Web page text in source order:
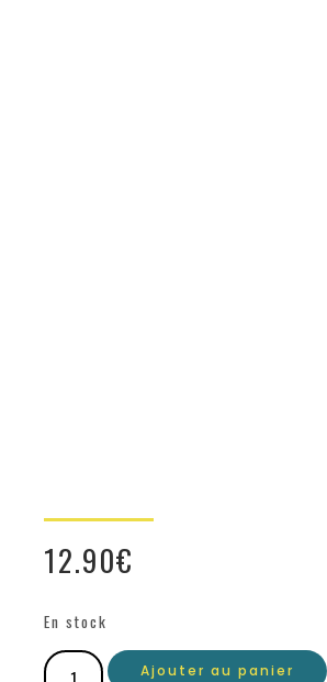
12.90€
En stock
Ajouter au panier